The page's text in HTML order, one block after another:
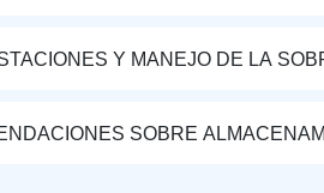
Y MANEJO DE LA
SOBRE